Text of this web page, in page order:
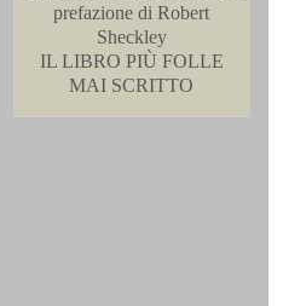
prefazione di Robert
Sheckley
IL LIBRO PIÙ FOLLE
MAI SCRITTO